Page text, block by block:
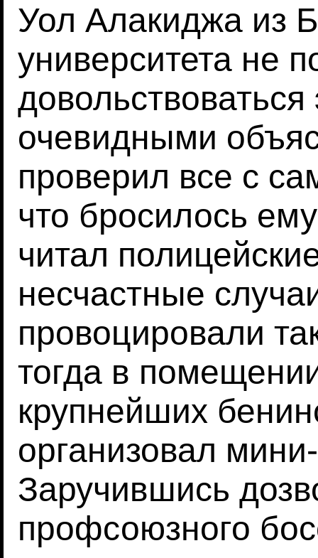
Уол Алакиджа из
университета не
очевидными
проверил все с
что бросилось
читал
несчастные
провоцировали
тогда в
крупнейших
организовал
Заручившись
профсоюзного